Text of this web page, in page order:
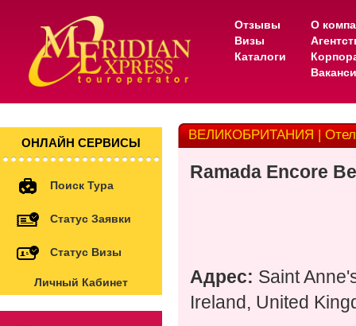
Отзывы
Визы
Каталоги
О
ОНЛАЙН СЕРВИСЫ
Поиск Тура
Статус Заявки
Статус Визы
Личный Кабинет
ВЕЛИКОБРИТАНИЯ |
Ramada Encore
Адрес: Saint
Ireland, United